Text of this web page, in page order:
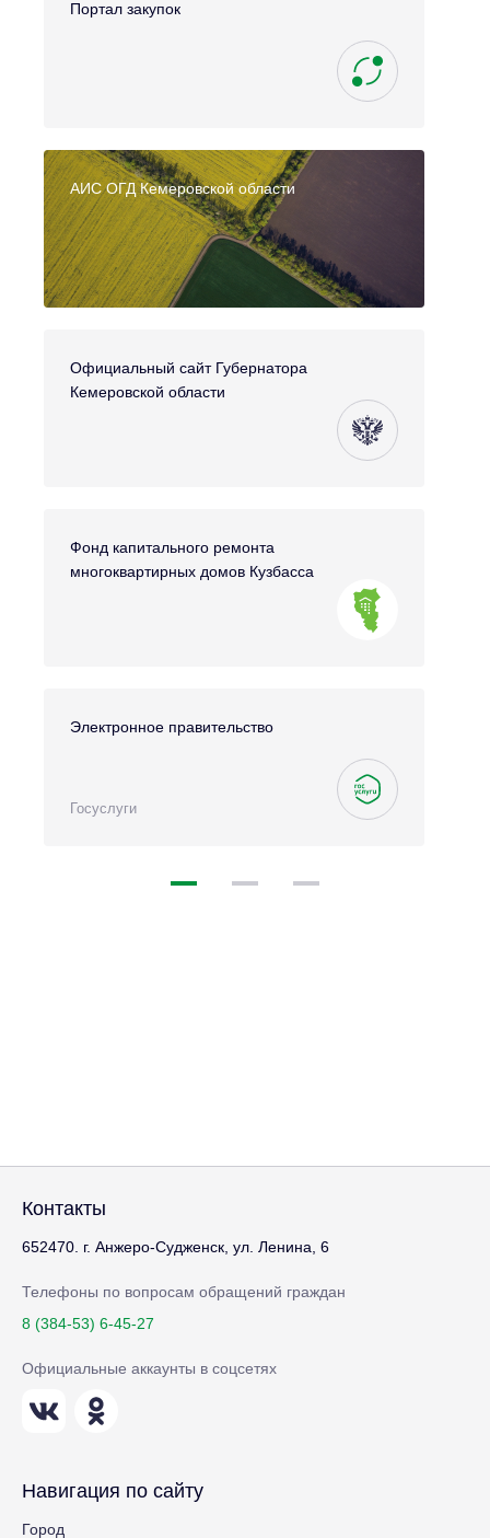
Портал закупок
АИС ОГД Кемеровской области
Официальный сайт Губернатора
Кемеровской области
Фонд капитального ремонта
многоквартирных домов Кузбасса
Электронное правительство
Госуслуги
1 2 3
Контакты
652470. г. Анжеро-Судженск, ул. Ленина, 6
Телефоны по вопросам обращений граждан
8 (384-53) 6-45-27
Официальные аккаунты в соцсетях
Навигация по сайту
Город